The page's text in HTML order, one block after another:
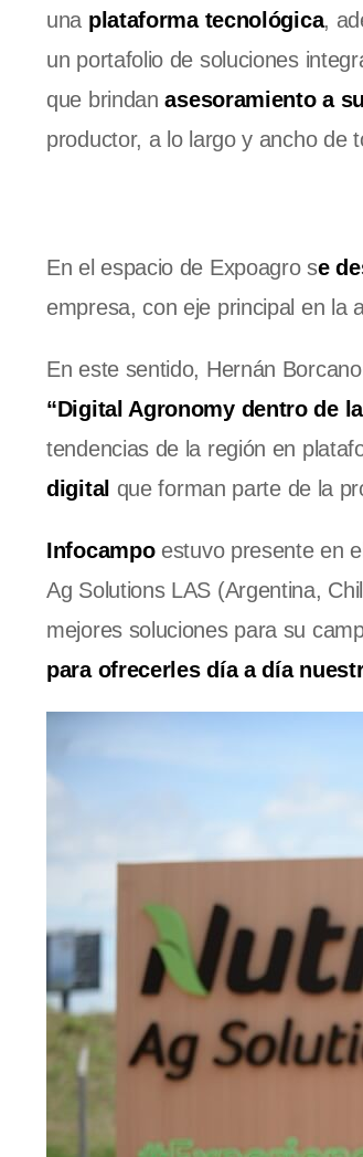
una plataforma tecnológica,
un portafolio de soluciones
que brindanasesoramiento a
productor, a lo largo y ancho de
En el espacio de Expoagro se
empresa, con eje principal en la
En este sentido, Hernán
“Digital Agronomy dentro de
tendencias de la región en
digital que forman parte de la
Infocampoestuvo presente en
Ag Solutions LAS (Argentina,
mejores soluciones para su
para ofrecerles día a día